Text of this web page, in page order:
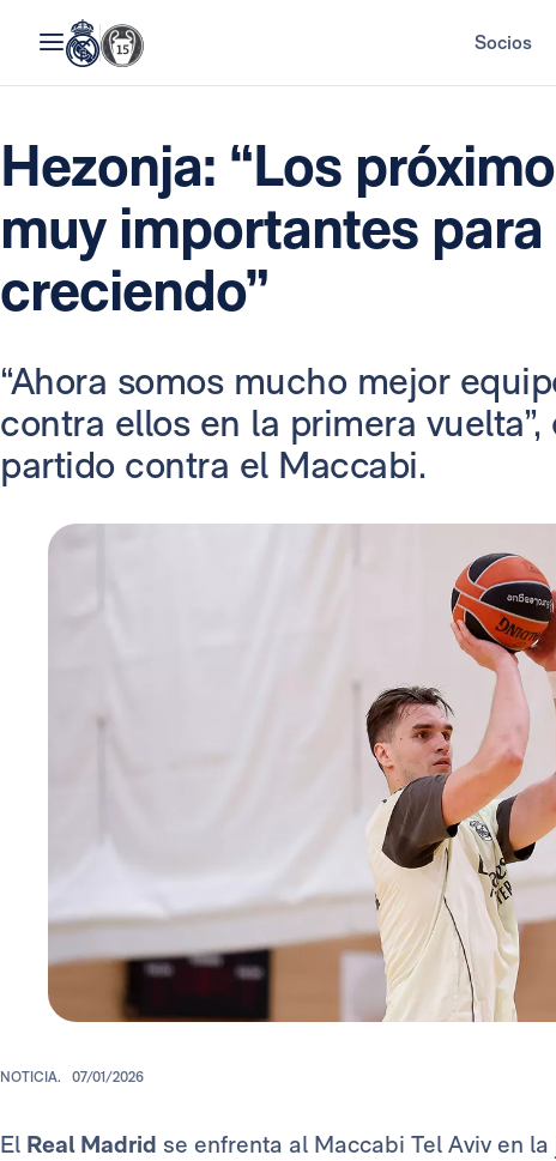
Socios
Hezonja: “Los
muy importantes
creciendo”
“Ahora somos mucho mejor
contra ellos en la primera
partido contra el Maccabi.
NOTICIA. 07/01/2026
El Real Madrid se enfrenta al Maccabi Tel Aviv en la